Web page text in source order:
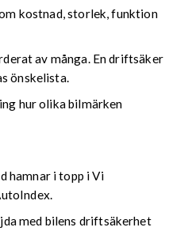
kostnad, storlek, funktion
av många. En driftsäker
önskelista.
hur olika bilmärken
hamnar i topp i Vi
med bilens driftsäkerhet